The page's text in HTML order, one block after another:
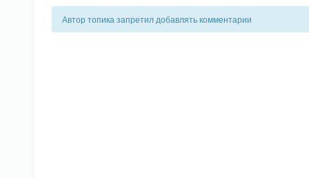
Автор топика запретил добавлять комментарии